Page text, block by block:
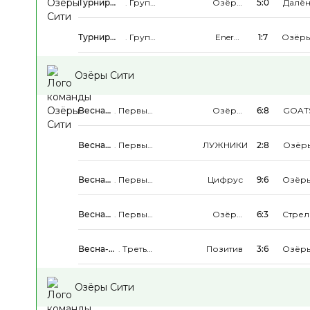
Турнир
. Группа
Озёры
5:0 Далён
Турнир
. Группа
Energo
1:7
Озёры Сити
Весна- . Первый
Озёры
6:8
Весна- . Первый
ЛУЖНИКИ 2:8
Весна- . Первый
Цифрус 9:6
Весна- . Первый
Озёры
6:3
Весна-
.Третья
Позитив 3:6
Озёры Сити